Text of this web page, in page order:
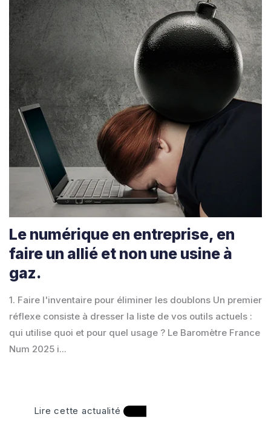
Le numérique en entreprise, en
faire un allié et non une usine à
gaz.
1. Faire l'inventaire pour éliminer les doublons Un premier
réflexe consiste à dresser la liste de vos outils actuels :
qui utilise quoi et pour quel usage ? Le Baromètre France
Num 2025 i...
Lire cette actualité